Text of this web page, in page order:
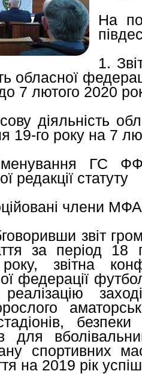
На
1.
обласної
7 лютого 2020
діяльність
19-го року на 7
ГС
редакції статуту
члени
звіт
за період 18
звітна
федерації
для
спортивних
на 2019 рік